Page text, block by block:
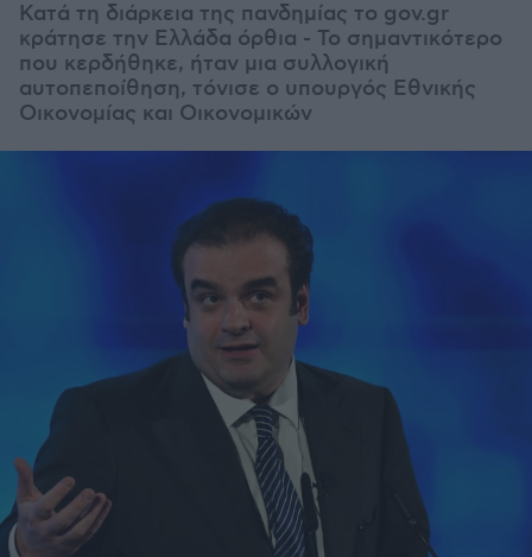
Κατά τη διάρκεια της πανδημίας το gov.gr
κράτησε την Ελλάδα όρθια - Το σημαντικότερο
που κερδήθηκε, ήταν μια συλλογική
αυτοπεποίθηση, τόνισε ο υπουργός Εθνικής
Οικονομίας και Οικονομικών